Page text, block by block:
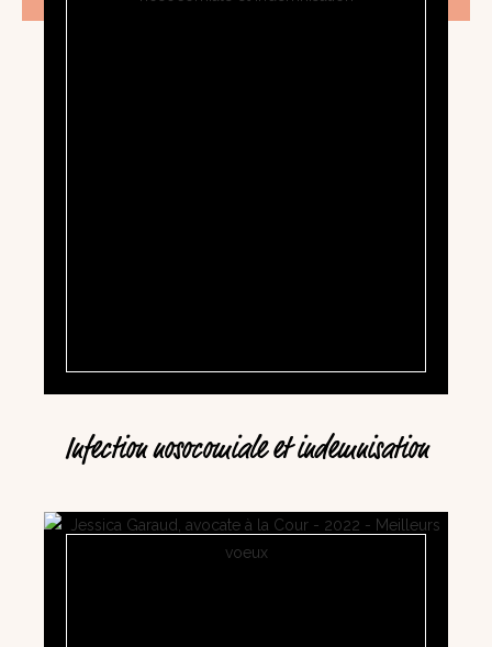
Infection nosocomiale et indemnisation